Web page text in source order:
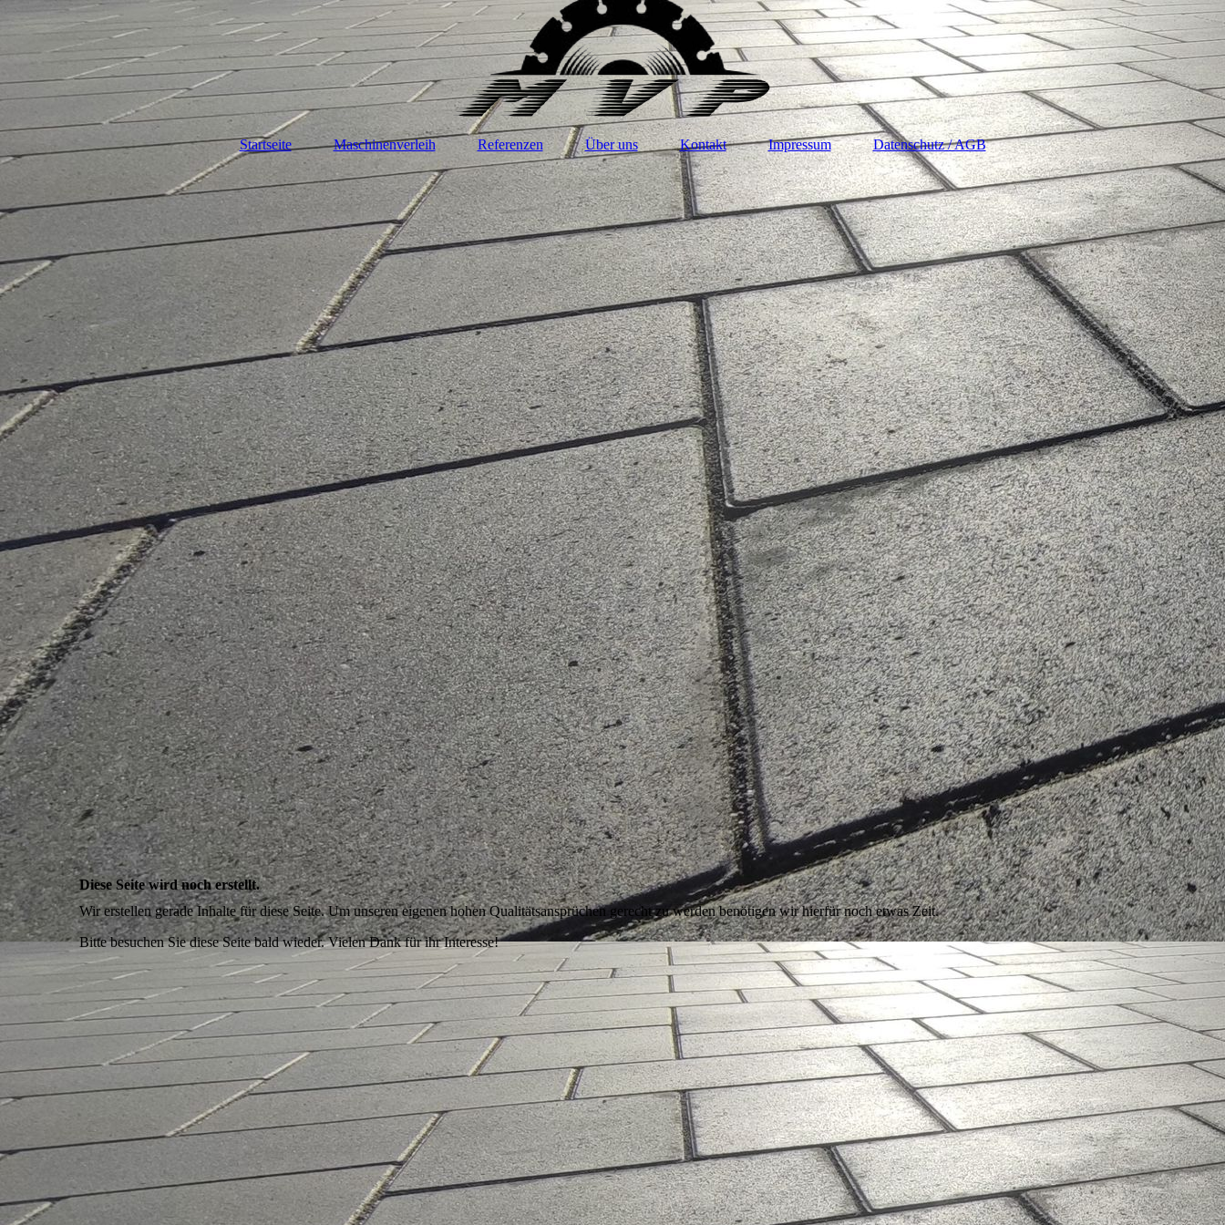
Startseite Maschinenverleih Referenzen Über uns Kontakt Impressum Datenschutz / AGB
Diese Seite wird noch erstellt.
Wir erstellen gerade Inhalte für diese Seite. Um unseren eigenen hohen Qualitätsansprüchen gerecht zu werden benötigen wir hierfür noch etwas Zeit.
Bitte besuchen Sie diese Seite bald wieder. Vielen Dank für ihr Interesse!